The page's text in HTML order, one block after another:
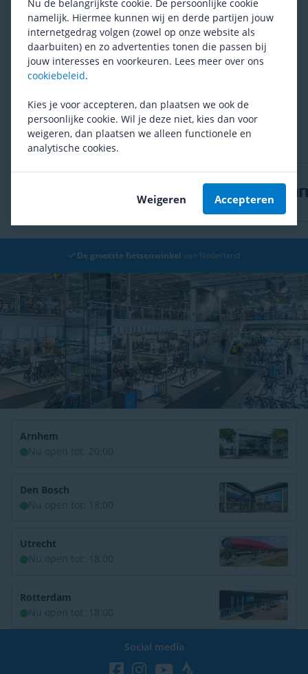
De geleverde fietszakken gemakkelijk op de fiets
kunnen bevestigen. Zeer praktisch in gebruik voor
werk en boodschappen.
Mooi
Ruime fietszakken.
Zeer gemakkelijk in gebruik
Automatisch vertaald
De grootste fietsenwinkel van Nederland
Arnhem
Den Bosch
Utrecht
Rotterdam
Social media
Nu de belangrijkste cookie. De persoonlijke cookie
namelijk. Hiermee kunnen wij en derde partijen jouw
internetgedrag volgen (zowel op onze website als
daarbuiten) en zo advertenties tonen die passen bij
jouw interesses en voorkeuren. Lees meer over ons
cookiebeleid.
Kies je voor accepteren, dan plaatsen we ook de
persoonlijke cookie. Wil je deze niet, kies dan voor
weigeren, dan plaatsen we alleen functionele en
analytische cookies.
Weigeren Accepteren